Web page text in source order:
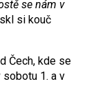
se nám v
si kouč
Čech, kde se
1. a v